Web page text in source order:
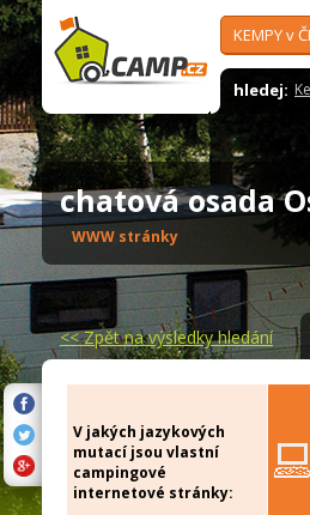
KEMPY v
hledej:
chatová osada
WWW stránky
<<Zpět na výsledky hledání
V jakých jazykových
mutací jsou vlastní
campingové
internetové stránky: